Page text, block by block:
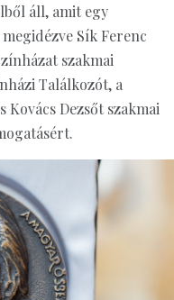
áll, amit egy
Sík Ferenc
szakmai
Találkozót, a
Dezsőt szakmai